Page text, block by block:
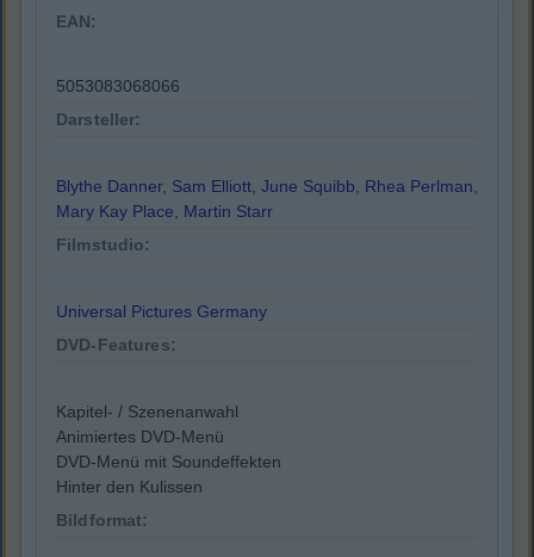
EAN:
5053083068066
Darsteller:
Blythe Danner, Sam Elliott, June Squibb, Rhea Perlman,
Mary Kay Place, Martin Starr
Filmstudio:
Universal Pictures Germany
DVD-Features:
Kapitel- / Szenenanwahl
Animiertes DVD-Menü
DVD-Menü mit Soundeffekten
Hinter den Kulissen
Bildformat: